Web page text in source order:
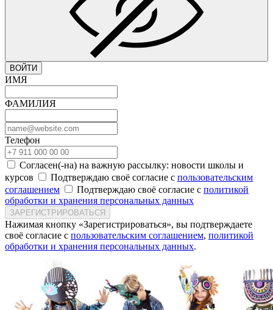
ВОЙТИ
ИМЯ
ФАМИЛИЯ
Телефон
Согласен(-на) на важную рассылку: новости школы и
курсов
Подтверждаю своё согласие с пользовательским
соглашением
Подтверждаю своё согласие с политикой
обработки и хранения персональных данных
ЗАРЕГИСТРИРОВАТЬСЯ
Нажимая кнопку «Зарегистрироваться», вы подтверждаете
своё согласие с пользовательским соглашением, политикой
обработки и хранения персональных данных.